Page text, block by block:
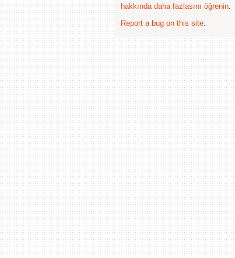
hakkında daha fazlasını öğrenin.
Report a bug on this site.